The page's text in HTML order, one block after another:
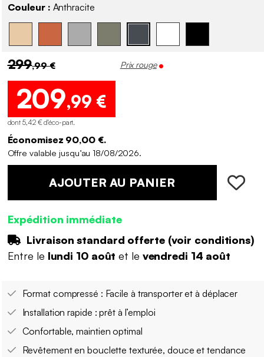
Couleur : Anthracite
299,99 € Prix rouge
209,99 €
dont 5,42 € d'éco-part.
Économisez 90,00 €.
Offre valable jusqu’au 18/08/2026.
AJOUTER AU PANIER
Expédition immédiate
Livraison standard offerte (voir conditions)
Entre le lundi 10 août et le vendredi 14 août
Format compressé : Facile à transporter et à déplacer
Installation rapide : prêt à l’emploi
Confortable, maintien optimal
Revêtement en bouclette texturée, douce et tendance